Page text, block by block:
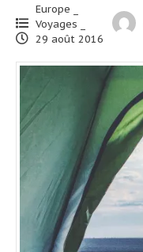
Europe _
Voyages _
29 août 2016